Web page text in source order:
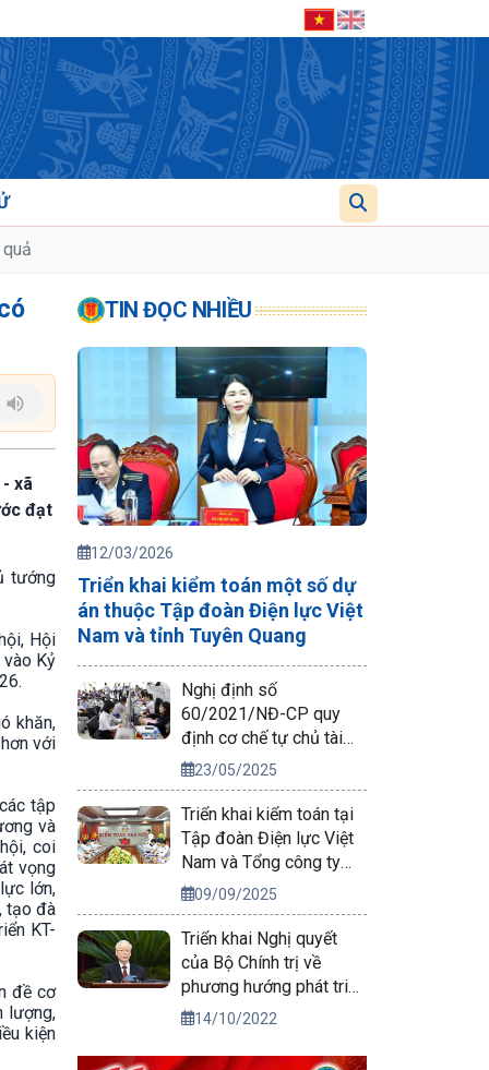
xã
đạt
tướng
Hội
Kỷ
khăn,
với
tập
và
coi
vọng
lớn,
tạo đà
KT-
đề cơ
lượng,
kiện
TIN ĐỌC NHIỀU
12/03/2026
Triển khai kiểm toán một số dự
án thuộc Tập đoàn Điện lực Việt
Nam và tỉnh Tuyên Quang
Nghị định số
60/2021/NĐ-CP quy
định cơ chế tự chủ tài
chính của đơn vị sự
nghiệp công lập
23/05/2025
Triển khai kiểm toán tại
Tập đoàn Điện lực Việt
Nam và Tổng công ty
Phát điện 2
09/09/2025
Triển khai Nghị quyết
của Bộ Chính trị về
phương hướng phát triển
kinh tế xã hội và bảo
ninh vùng Tây Nguyên
14/10/2022